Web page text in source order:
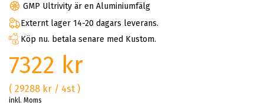
GMP Ultrivity är en Aluminiumfälg
Externt lager 14-20 dagars leverans.
Köp nu. betala senare med Kustom.
7322 kr
( 29288 kr / 4st )
inkl. Moms